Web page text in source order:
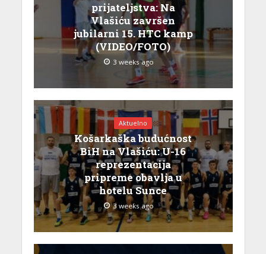
prijateljstva: Na
Vlašiću završen
jubilarni 15. HTC kamp
(VIDEO/FOTO)
3 weeks ago
Aktuelno
Košarkaška budućnost
BiH na Vlašiću: U-16
reprezentacija
pripreme obavlja u
hotelu Sunce
3 weeks ago